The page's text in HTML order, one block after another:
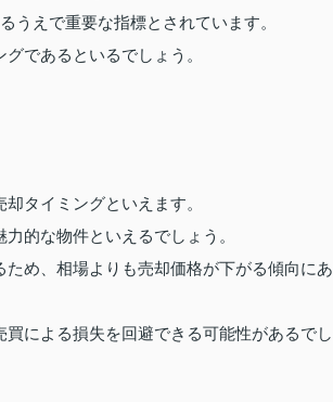
うえで重要な指標とされています。
であるといるでしょう。
タイミングといえます。
的な物件といえるでしょう。
め、相場よりも売却価格が下がる傾向にあ
による損失を回避できる可能性があるでし